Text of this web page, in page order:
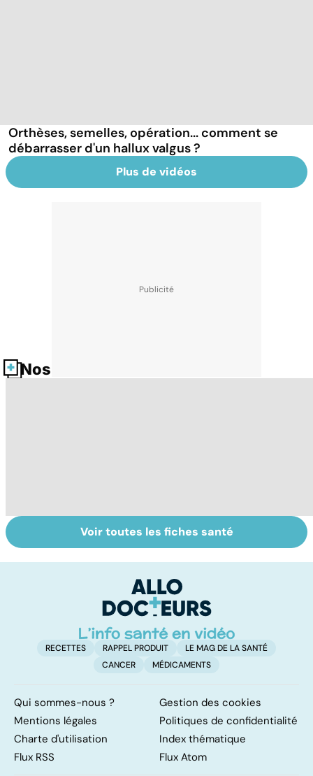
Orthèses, semelles, opération... comment se
débarrasser d'un hallux valgus ?
Plus de vidéos
Nos fiches santé
Le lupus, une
maladie
Anémie :
symptômes,
traitements
Voir toutes les fiches santé
RECETTES RAPPEL PRODUIT
LE MAG DE LA SANTÉ
CANCER
MÉDICAMENTS
Qui sommes-nous ?
Gestion des cookies
Mentions légales
Politiques de confidentialité
Charte d'utilisation
Index thématique
Flux RSS
Flux Atom